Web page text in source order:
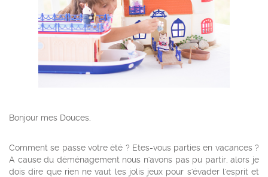
Bonjour mes Douces,
Comment se passe votre été ? Etes-vous parties en vacances ?
A cause du déménagement nous n'avons pas pu partir, alors je
dois dire que rien ne vaut les jolis jeux pour s'évader l'esprit et